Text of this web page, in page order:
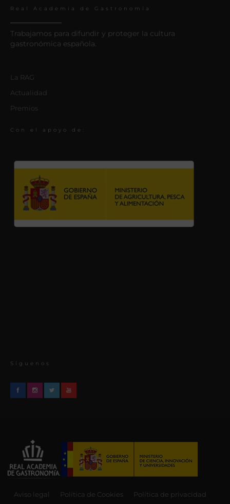
Real Academia de Gastronomía
Trabajamos para difundir y proteger la cultura
gastronómica española.
La RAG
Actualidad
Premios
Con el apoyo de:
Síguenos
Aviso legal Política de Cookies Política de privacidad